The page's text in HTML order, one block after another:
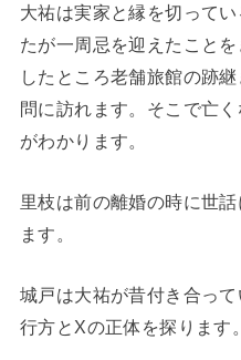
大祐は実家と縁を切って
たが一周忌を迎えたこと
したところ老舗旅館の跡
問に訪れます。そこで亡
がわかります。
里枝は前の離婚の時に世
ます。
城戸は大祐が昔付き合っ
行方とXの正体を探ります。